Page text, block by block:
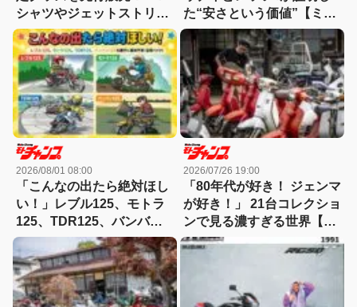
シャツやジェットストリー
ムなど4アイテムが登場
た“安さという価値”【ミニ
バイク名車】
2026/08/01 08:00
「こんなの出たら絶対ほし
い！」レブル125、モトラ
125、TDR125、バンバン
125を勝手に復刻予想【妄
想バイク】
2026/07/26 19:00
「80年代が好き！ ジェンマ
が好き！」 21台コレクショ
ンで見る濃すぎる世界【ミ
ニバイク名車】